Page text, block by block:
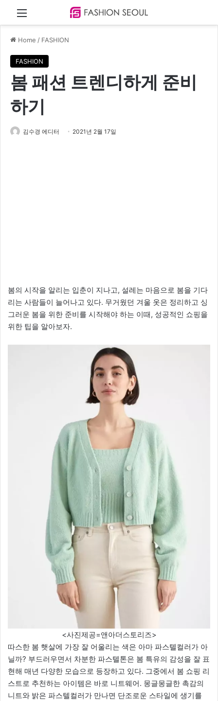
Menu
Home / FASHION
FASHION
봄 패션 트렌디하게 준비
하기
김수경 에디터 2021년 2월 17일
봄의 시작을 알리는 입춘이 지나고, 설레는 마음으로 봄을 기다
리는 사람들이 늘어나고 있다. 무거웠던 겨울 옷은 정리하고 싱
그러운 봄을 위한 준비를 시작해야 하는 이때, 성공적인 쇼핑을
위한 팁을 알아보자.
<사진제공=앤아더스토리즈>
따스한 봄 햇살에 가장 잘 어울리는 색은 아마 파스텔컬러가 아
닐까? 부드러우면서 차분한 파스텔톤은 봄 특유의 감성을 잘 표
현해 매년 다양한 모습으로 등장하고 있다. 그중에서 봄 쇼핑 리
스트로 추천하는 아이템은 바로 니트웨어. 몽글몽글한 촉감의
니트와 밝은 파스텔컬러가 만나면 단조로운 스타일에 생기를